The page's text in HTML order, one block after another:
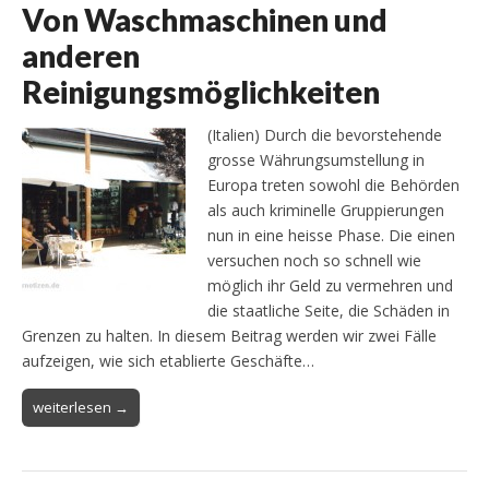
Von Waschmaschinen und
anderen
Reinigungsmöglichkeiten
(Italien) Durch die bevorstehende
grosse Währungsumstellung in
Europa treten sowohl die Behörden
als auch kriminelle Gruppierungen
nun in eine heisse Phase. Die einen
versuchen noch so schnell wie
möglich ihr Geld zu vermehren und
die staatliche Seite, die Schäden in
Grenzen zu halten. In diesem Beitrag werden wir zwei Fälle
aufzeigen, wie sich etablierte Geschäfte…
weiterlesen →